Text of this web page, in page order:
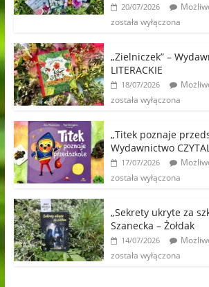
20/07/2026
została wyłączona
„Zielniczek” –
LITERACKIE
18/07/2026
została wyłączona
„Titek poznaje
Wydawnictwo
17/07/2026
została wyłączona
„Sekrety ukryte za
Szanecka – Żołdak
14/07/2026
została wyłączona